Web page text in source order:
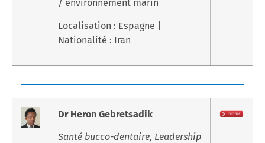
/ environnement marin
Localisation : Espagne |
Nationalité : Iran
Dr Heron Gebretsadik
Santé bucco-dentaire, Leadership